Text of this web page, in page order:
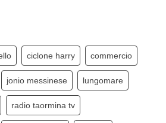
ciclone harry commercio
jonio messinese lungomare
radio taormina tv